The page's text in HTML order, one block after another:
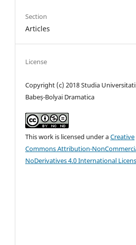
Section
Articles
License
Copyright (c) 2018 Studia
Babeș-Bolyai Dramatica
This work is licensed under aCreative
Commons Attribution-
NoDerivatives 4.0 International